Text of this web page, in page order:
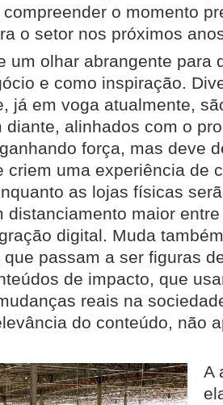
o momento
o setor nos próximos
um olhar abrangente para
e como inspiração.
já em voga atualmente,
diante, alinhados com o
força, mas deve
criem uma experiência de
as lojas físicas
distanciamento maior
digital. Muda
passam a ser figuras
de impacto, que
reais na
do conteúdo, não
A